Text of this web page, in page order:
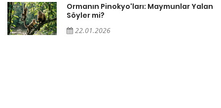
Ormanın Pinokyo'ları: Maymunlar Yalan
Söyler mi?
22.01.2026